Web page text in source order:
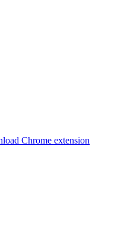
Chrome extension